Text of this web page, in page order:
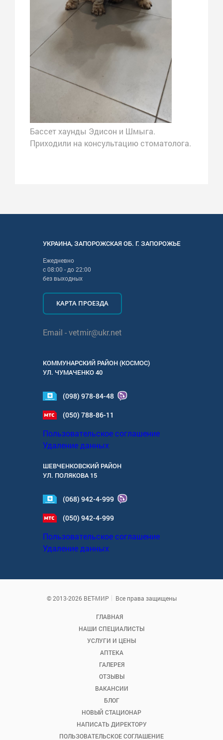
Бассет хаунды Эдисон и Шмыга.
Приходили на консультацию стоматолога.
УКРАИНА,ЗАПОРОЖСКАЯОБ. Г. ЗАПОРОЖЬЕ
Ежедневно
с08:00 - до22:00
без выходных
КАРТА ПРОЕЗДА
Email -vetmir@ukr.net
КОММУНАРСКИЙ РАЙОН (КОСМОС)
УЛ. ЧУМАЧЕНКО 40
(098) 978-84-48
(050) 788-86-11
Пользовательское соглашение
Удаление данных
ШЕВЧЕНКОВСКИЙ РАЙОН
УЛ. ПОЛЯКОВА 15
(068) 942-4-999
(050) 942-4-999
Пользовательское соглашение
Удаление данных
© 2013-2026 ВЕТ-МИР Все права защищены
ГЛАВНАЯ
НАШИ СПЕЦИАЛИСТЫ
УСЛУГИ И ЦЕНЫ
АПТЕКА
ГАЛЕРЕЯ
ОТЗЫВЫ
ВАКАНСИИ
БЛОГ
НОВЫЙ СТАЦИОНАР
НАПИСАТЬ ДИРЕКТОРУ
ПОЛЬЗОВАТЕЛЬСКОЕ СОГЛАШЕНИЕ